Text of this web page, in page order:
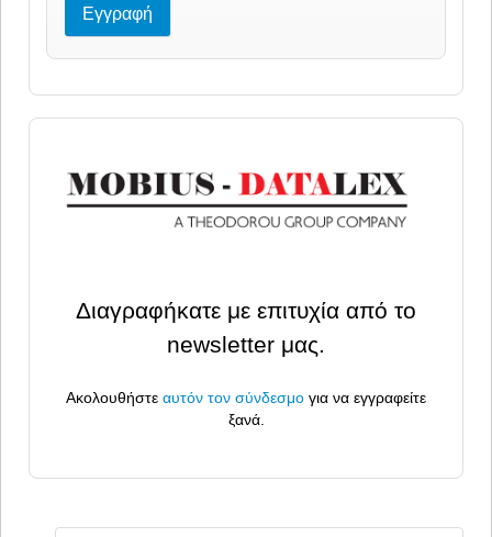
Διαγραφήκατε με επιτυχία από το
newsletter μας.
Ακολουθήστε αυτόν τον σύνδεσμο για να εγγραφείτε
ξανά.